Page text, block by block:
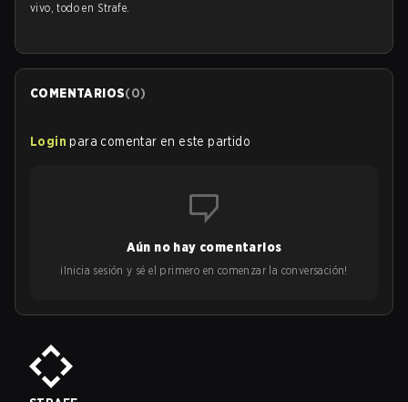
vivo, todo en Strafe.
COMENTARIOS(0)
Login para comentar en este partido
Aún no hay comentarios
¡Inicia sesión y sé el primero en comenzar la conversación!